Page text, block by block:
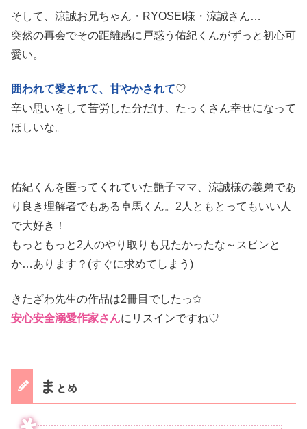
そして、涼誠お兄ちゃん・RYOSEI様・涼誠さん…
突然の再会でその距離感に戸惑う佑紀くんがずっと初心可
愛い。
囲われて愛されて、甘やかされて♡
辛い思いをして苦労した分だけ、たっくさん幸せになって
ほしいな。
佑紀くんを匿ってくれていた艶子ママ、涼誠様の義弟であ
り良き理解者でもある卓馬くん。2人ともとってもいい人
で大好き！
もっともっと2人のやり取りも見たかったな～スピンと
か…あります？(すぐに求めてしまう)
きたざわ先生の作品は2冊目でしたっ✩
安心安全溺愛作家さんにリスインですね♡
ま とめ